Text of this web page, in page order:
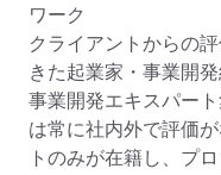
ワーク
クライアントからの
きた起業家・事業開
事業開発エキスパー
は常に社内外で評価
トのみが在籍し、プ